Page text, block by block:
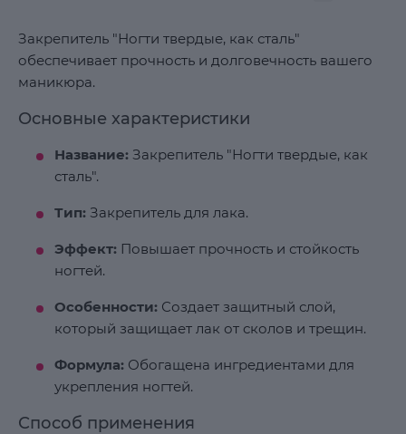
Закрепитель "Ногти твердые, как сталь"
обеспечивает прочность и долговечность вашего
маникюра.
Основные характеристики
Название: Закрепитель "Ногти твердые, как
сталь".
Тип: Закрепитель для лака.
Эффект: Повышает прочность и стойкость
ногтей.
Особенности: Создает защитный слой,
который защищает лак от сколов и трещин.
Формула: Обогащена ингредиентами для
укрепления ногтей.
Способ применения